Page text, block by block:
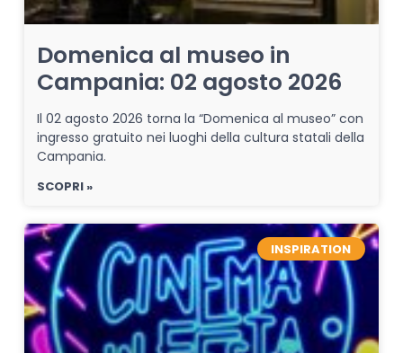
Domenica al museo in
Campania: 02 agosto 2026
Il 02 agosto 2026 torna la “Domenica al museo” con
ingresso gratuito nei luoghi della cultura statali della
Campania.
SCOPRI »
INSPIRATION